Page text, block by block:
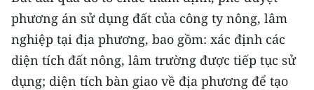
Media Giáo dục
Media Y tế
Media Khoa học - Công nghệ
phương án sử dụng đất của công ty nông, lâm
nghiệp tại địa phương, bao gồm: xác định các
diện tích đất nông, lâm trường được tiếp tục sử
dụng; diện tích bàn giao về địa phương để tạo